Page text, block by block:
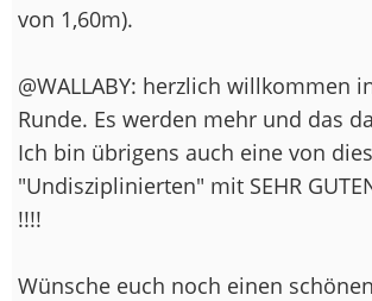
von 1,60m).
@WALLABY: herzlich willkommen
Runde. Es werden mehr und das
Ich bin übrigens auch eine von
"Undisziplinierten" mit SEHR
!!!!
Wünsche euch noch einen